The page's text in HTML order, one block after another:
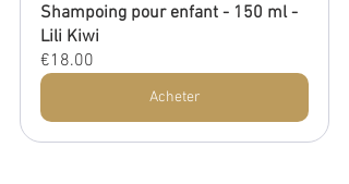
Shampoing pour enfant - 150 ml -
Lili Kiwi
€18.00
Acheter